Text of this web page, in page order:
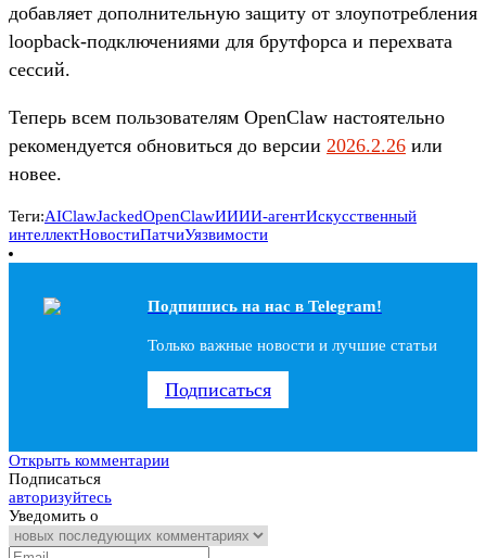
добавляет дополнительную защиту от злоупотребления
loopback-подключениями для брутфорса и перехвата
сессий.
Теперь всем пользователям OpenClaw настоятельно
рекомендуется обновиться до версии 2026.2.26 или
новее.
Теги:AIClawJackedOpenClawИИИИ-агентИскусственный
интеллектНовостиПатчиУязвимости
Подпишись на наc в Telegram!
Только важные новости и лучшие статьи
Подписаться
Открыть комментарии
Подписаться
авторизуйтесь
Уведомить о